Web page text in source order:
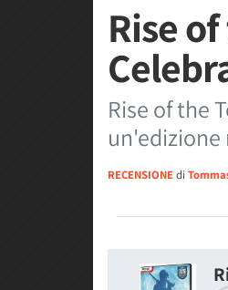
Rise
Rise of the
un'edizione
RECENSIONEdi